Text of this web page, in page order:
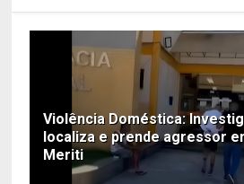
Violência Doméstica:
localiza e prende agressor
Meriti